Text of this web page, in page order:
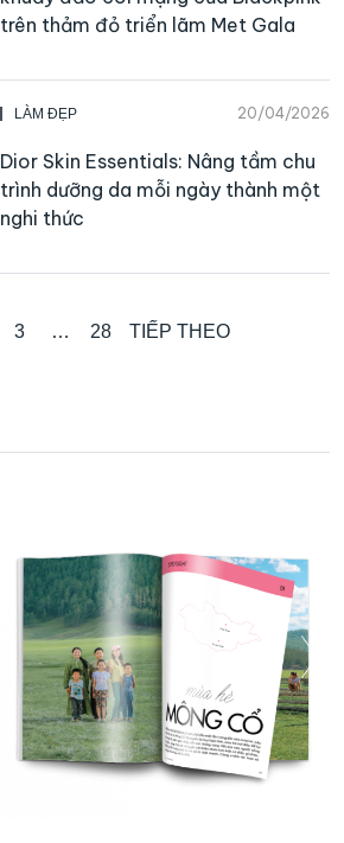
trên thảm đỏ triển lãm Met Gala
LÀM ĐẸP 20/04/2026
Dior Skin Essentials: Nâng tầm chu
trình dưỡng da mỗi ngày thành một
nghi thức
3 … 28 TIẾP THEO